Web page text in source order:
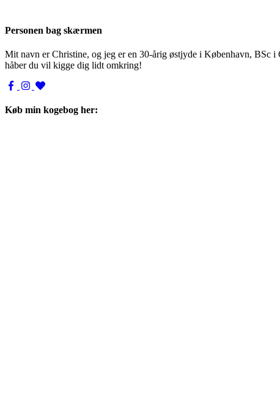
Personen bag skærmen
Mit navn er Christine, og jeg er en 30-årig østjyde i København, BSc
håber du vil kigge dig lidt omkring!
Køb min kogebog her: